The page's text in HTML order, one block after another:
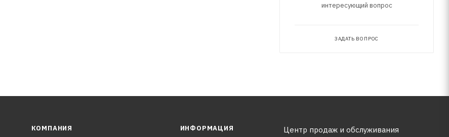
интересующий вопрос
ЗАДАТЬ ВОПРОС
КОМПАНИЯ ИНФОРМАЦИЯ
Центр продаж и обслуживания